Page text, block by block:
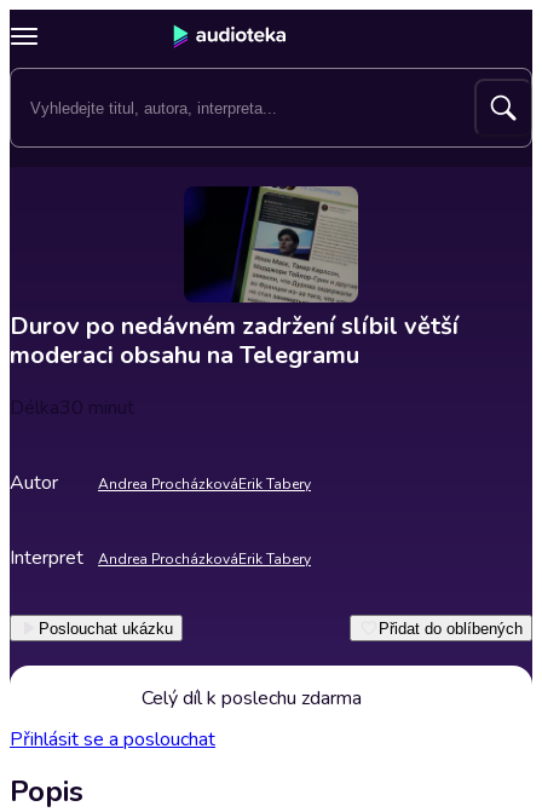
Durov po nedávném zadržení slíbil větší
moderaci obsahu na Telegramu
Délka30 minut
Autor Andrea ProcházkováErik Tabery
Interpret Andrea ProcházkováErik Tabery
Poslouchat ukázku Přidat do oblíbených
Celý díl k poslechu zdarma
Přihlásit se a poslouchat
Popis